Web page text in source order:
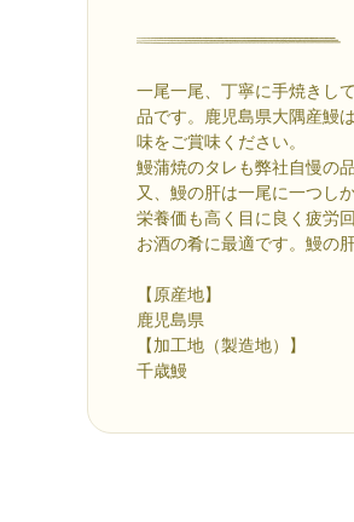
一尾一尾、丁寧に手焼きし
品です。鹿児島県大隅産鰻
味をご賞味ください。
鰻蒲焼のタレも弊社自慢の品
又、鰻の肝は一尾に一つし
栄養価も高く目に良く疲労
お酒の肴に最適です。鰻の
【原産地】
鹿児島県
【加工地（製造地）】
千歳鰻